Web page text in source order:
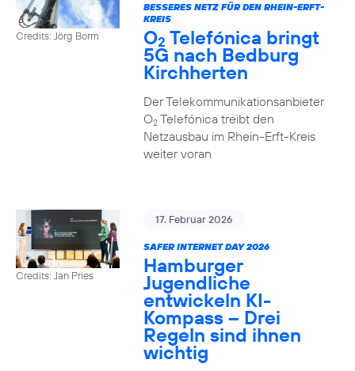
Credits: Jörg Borm
BESSERES NETZ FÜR DEN RHEIN-ERFT-
KREIS
O2 Telefónica bringt
5G nach Bedburg
Kirchherten
Der Telekommunikationsanbieter
O2Telefónica treibt den
Netzausbau im Rhein-Erft-Kreis
weiter voran
Credits: Jan Pries
17. Februar 2026
SAFER INTERNET DAY 2026
Hamburger
Jugendliche
entwickeln KI-
Kompass – Drei
Regeln sind ihnen
wichtig